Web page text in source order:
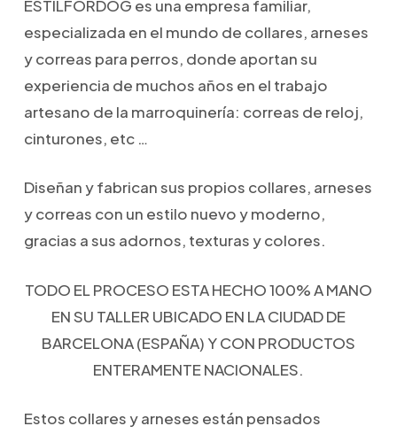
ESTILFORDOG es una empresa familiar,
especializada en el mundo de collares, arneses
y correas para perros, donde aportan su
experiencia de muchos años en el trabajo
artesano de la marroquinería: correas de reloj,
cinturones, etc …
Diseñany fabrican sus propios collares, arneses
y correas con un estilo nuevo y moderno,
gracias a sus adornos, texturas y colores.
TODO EL PROCESO ESTA HECHO 100% A MANO
EN SU TALLER UBICADO EN LA CIUDAD DE
BARCELONA (ESPAÑA) Y CON PRODUCTOS
ENTERAMENTE NACIONALES.
Estos collares y arneses están pensados ​​